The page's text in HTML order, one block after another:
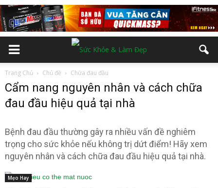
Trang Chủ Chủ đề Chữa đau đầu
Cẩm nang nguyên nhân và cách chữa
đau đầu hiệu quả tại nhà
Bệnh đau đầu thường gây ra nhiều vấn đề nghiêm
trọng cho sức khỏe nếu không trị dứt điểm! Hãy xem
nguyên nhân và cách chữa đau đầu hiệu quả tại nhà.
Mẹo Hay